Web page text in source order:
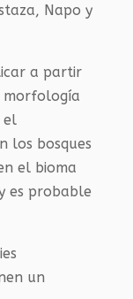
Napo y
a partir
morfología
el
los bosques
el bioma
es probable
un